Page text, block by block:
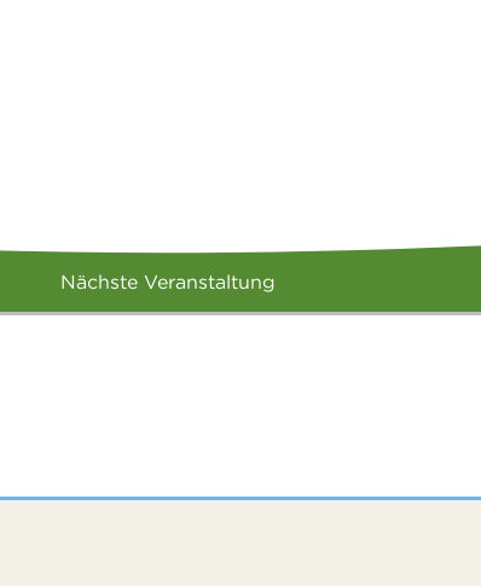
Nächste Veranstaltung